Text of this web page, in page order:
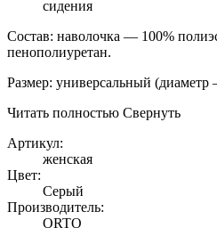
сидения
Состав: наволочка — 100%
пенополиуретан.
Размер: универсальный (диаметр
Читать полностью Свернуть
Артикул:
женская
Цвет:
Серый
Производитель:
ORTO